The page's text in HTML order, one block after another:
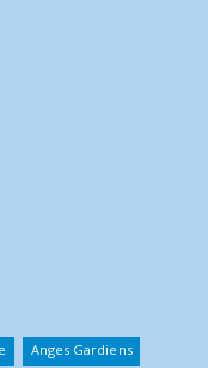
Anges Gardiens